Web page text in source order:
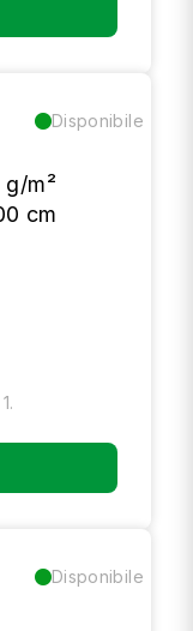
Disponibile
m²
cm
Disponibile